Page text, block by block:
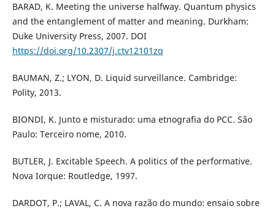
BARAD, K. Meeting the universe halfway. Quantum physics
and the entanglement of matter and meaning. Durkham:
Duke University Press, 2007. DOI
https://doi.org/10.2307/j.ctv12101zq
BAUMAN, Z.; LYON, D. Liquid surveillance. Cambridge:
Polity, 2013.
BIONDI, K. Junto e misturado: uma etnografia do PCC. São
Paulo: Terceiro nome, 2010.
BUTLER, J. Excitable Speech. A politics of the performative.
Nova Iorque: Routledge, 1997.
DARDOT, P.; LAVAL, C. A nova razão do mundo: ensaio sobre